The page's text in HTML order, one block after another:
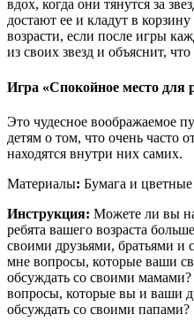
вдох, когда они тянутся за
достают ее и кладут в
возрасти, если после игры
из своих звезд и объяснит,
Игра «Спокойное место для
Это чудесное воображаемое
детям о том, что очень часто
находятся внутри них самих.
Материалы: Бумага и
Инструкция: Можете ли вы
ребята вашего возраста
своими друзьями, братьями и
мне вопросы, которые ваши
обсуждать со своими
вопросы, которые вы и ваши
обсуждать со своими папами?